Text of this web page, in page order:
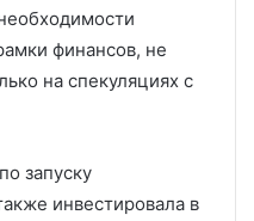
финансов, не
на спекуляциях с
запуску
инвестировала в